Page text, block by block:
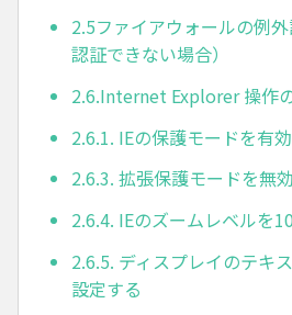
2.5ファイアウォールの例
認証できない場合）
2.6.Internet Explorer 操作
2.6.1. IEの保護モードを有
2.6.3. 拡張保護モードを無
2.6.4. IEのズームレベルを
2.6.5. ディスプレイのテキ
設定する